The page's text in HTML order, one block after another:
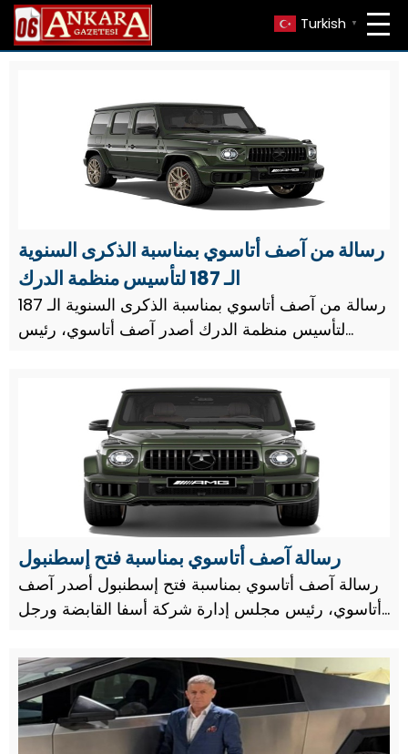
Turkish ▼
رسالة من آصف أتاسوي بمناسبة الذكرى السنوية
الـ 187 لتأسيس منظمة الدرك
رسالة من آصف أتاسوي بمناسبة الذكرى السنوية الـ 187
لتأسيس منظمة الدرك أصدر آصف أتاسوي، رئيس
رسالة آصف أتاسوي بمناسبة فتح إسطنبول
رسالة آصف أتاسوي بمناسبة فتح إسطنبول أصدر آصف
أتاسوي، رئيس مجلس إدارة شركة أسفا القابضة ورجل
لفتح إسطنبول.